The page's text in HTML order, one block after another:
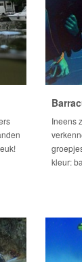
Ineens
kleur: